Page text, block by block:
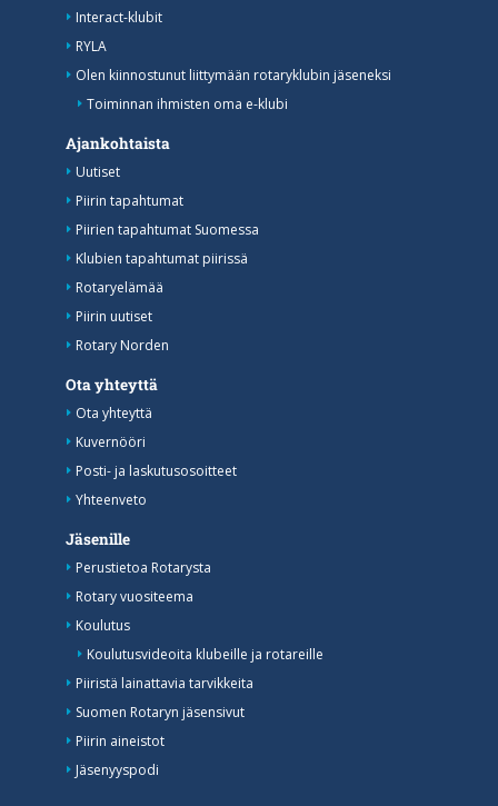
Interact-klubit
RYLA
Olen kiinnostunut liittymään rotaryklubin jäseneksi
Toiminnan ihmisten oma e-klubi
Ajankohtaista
Uutiset
Piirin tapahtumat
Piirien tapahtumat Suomessa
Klubien tapahtumat piirissä
Rotaryelämää
Piirin uutiset
Rotary Norden
Ota yhteyttä
Ota yhteyttä
Kuvernööri
Posti- ja laskutusosoitteet
Yhteenveto
Jäsenille
Perustietoa Rotarysta
Rotary vuositeema
Koulutus
Koulutusvideoita klubeille ja rotareille
Piiristä lainattavia tarvikkeita
Suomen Rotaryn jäsensivut
Piirin aineistot
Jäsenyyspodi